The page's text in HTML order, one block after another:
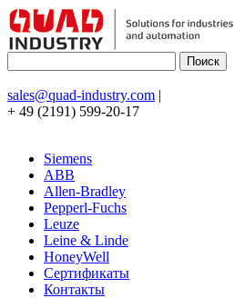
sales@quad-industry.com |
+ 49 (2191) 599-20-17
Siemens
ABB
Allen-Bradley
Pepperl-Fuchs
Leuze
Leine & Linde
HoneyWell
Сертификаты
Контакты